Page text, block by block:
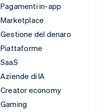
Pagamenti in-app
Marketplace
Gestione del denaro
Piattaforme
SaaS
Aziende di IA
Creator economy
Gaming